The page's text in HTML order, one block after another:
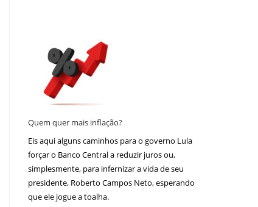
Quem quer mais inflação?
Eis aqui alguns caminhos para o governo Lula
forçar o Banco Central a reduzir juros ou,
simplesmente, para infernizar a vida de seu
presidente, Roberto Campos Neto, esperando
que ele jogue a toalha.